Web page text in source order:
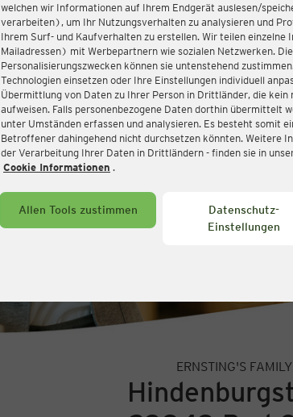
welchen wir Informationen auf Ihrem Endgerät auslesen/
verarbeiten), um Ihr Nutzungsverhalten zu analysieren und
Ihrem Surf- und Kaufverhalten zu erstellen. Wir teilen einzelne
Mailadressen) mit Werbepartnern wie sozialen Netzwerken.
Personalisierungszwecken können sie untenstehend
Technologien einsetzen oder Ihre Einstellungen individuell
Übermittlung von Daten zu Ihrer Person in Drittländer, die
aufweisen. Falls personenbezogene Daten dorthin übermittelt
unter Umständen erfassen und analysieren. Es besteht somit
Betroffener dahingehend nicht durchsetzen könnten. Weitere
der Verarbeitung Ihrer Daten in Drittländern - finden sie in
Cookie Informationen .
Allen Tools zustimmen
Datenschutz-
Einstellungen
ERNSTING'S